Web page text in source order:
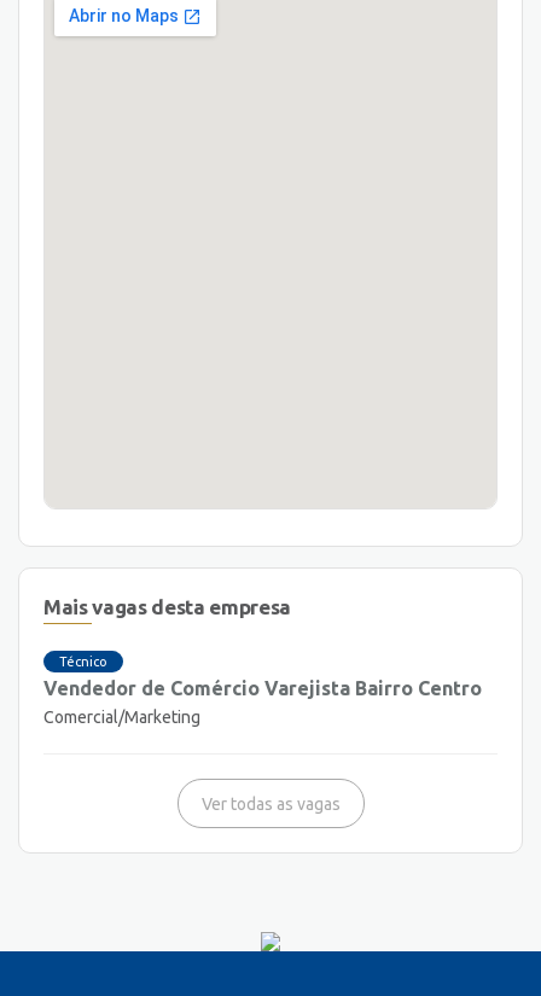
Mais vagas desta empresa
Técnico
Vendedor de Comércio Varejista Bairro Centro
Comercial/Marketing
Ver todas as vagas